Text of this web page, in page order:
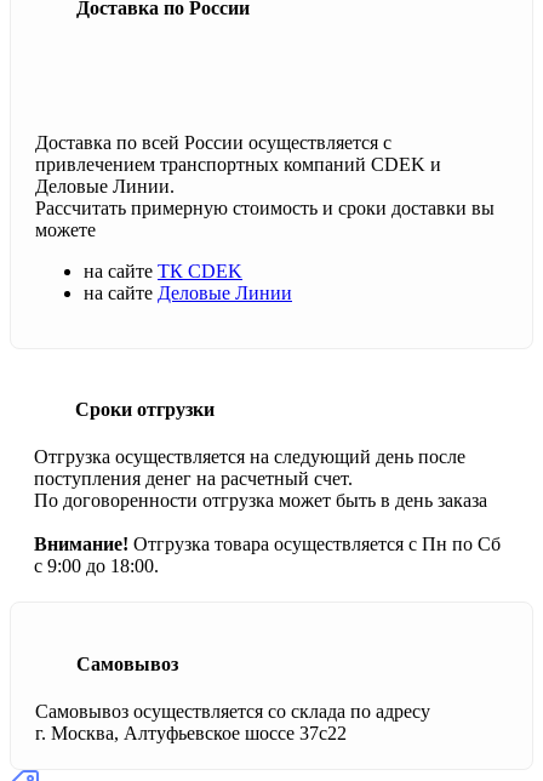
Доставка по России
Доставка по всей России осуществляется с
привлечением транспортных компаний CDEK и
Деловые Линии.
Рассчитать примерную стоимость и сроки доставки вы
можете
на сайте ТК CDEK
на сайте Деловые Линии
Сроки отгрузки
Отгрузка осуществляется на следующий день после
поступления денег на расчетный счет.
По договоренности отгрузка может быть в день заказа
Внимание! Отгрузка товара осуществляется с Пн по Сб
с 9:00 до 18:00.
Самовывоз
Самовывоз осуществляется со склада по адресу
г. Москва, Алтуфьевское шоссе 37с22